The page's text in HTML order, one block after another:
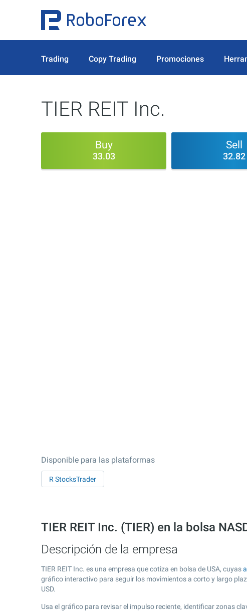
Trading Copy Trading Promociones
TIER REIT Inc.
Buy
33.03
Sell
32.82
Disponible para las plataformas
R StocksTrader
TIER REIT Inc. (TIER) en la bolsa
Descripción de la empresa
TIER REIT Inc. es una empresa que cotiza en bolsa de USA, cuyas
gráfico interactivo para seguir los movimientos a corto y largo
USD.
Usa el gráfico para revisar el impulso reciente, identificar zonas